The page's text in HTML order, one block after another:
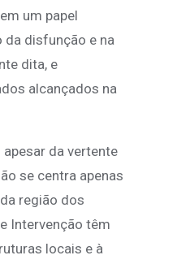
um papel
disfunção e na
dita, e
alcançados na
da vertente
se centra apenas
região dos
Intervenção têm
locais e à